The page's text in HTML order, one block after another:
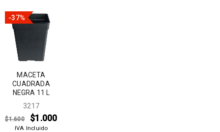
-37%
MACETA
CUADRADA
NEGRA 11 L
3217
$1.600 $1.000
IVA Incluido